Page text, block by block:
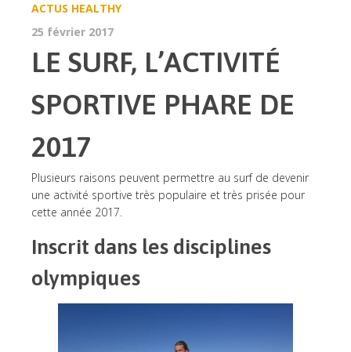
ACTUS HEALTHY
25 février 2017
LE SURF, L’ACTIVITÉ
SPORTIVE PHARE DE
2017
Plusieurs raisons peuvent permettre au surf de devenir
une activité sportive très populaire et très prisée pour
cette année 2017.
Inscrit dans les disciplines
olympiques